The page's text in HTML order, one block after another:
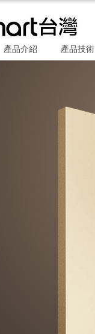
產品介紹 產品技術